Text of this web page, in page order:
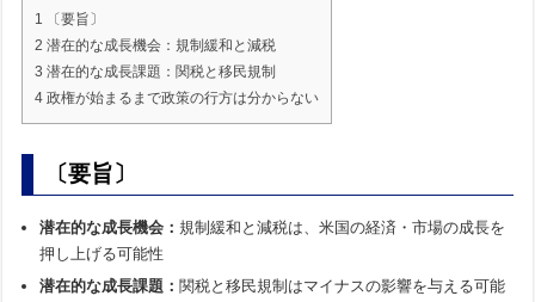
1 〔要旨〕
2 潜在的な成長機会：規制緩和と減税
3 潜在的な成長課題：関税と移民規制
4 政権が始まるまで政策の行方は分からない
〔要旨〕
潜在的な成長機会： 規制緩和と減税は、米国の経済・市場の成長を
押し上げる可能性
潜在的な成長課題： 関税と移民規制はマイナスの影響を与える可能